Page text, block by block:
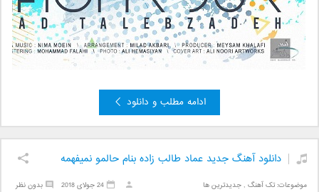
ادامه مطلب و دانلود
دانلود آهنگ جدید عماد طالب زاده بنام حالمو نمیفهمه
موضوعات:تک آهنگ ,جدیدترین ها بدون نظر 24 جولای 2018